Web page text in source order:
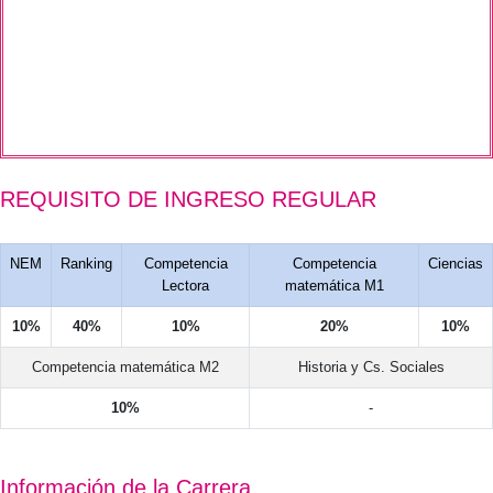
REQUISITO DE INGRESO REGULAR
NEM Ranking
Competencia
Lectora
Competencia
matemática M1
Ciencias
10% 40% 10% 20% 10%
Competencia matemática M2 Historia y Cs. Sociales
10% -
Información de la Carrera